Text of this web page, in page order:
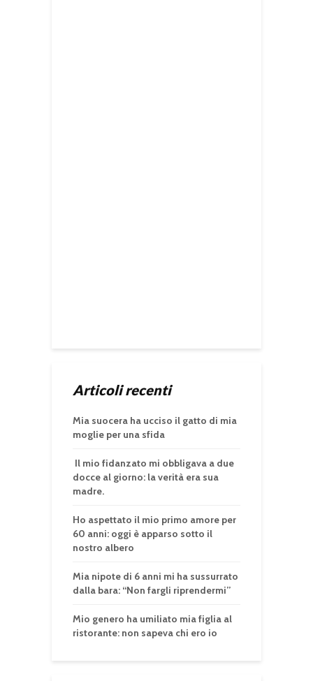
Articoli recenti
Mia suocera ha ucciso il gatto di mia
moglie per una sfida
Il mio fidanzato mi obbligava a due
docce al giorno: la verità era sua
madre.
Ho aspettato il mio primo amore per
60 anni: oggi è apparso sotto il
nostro albero
Mia nipote di 6 anni mi ha sussurrato
dalla bara: “Non fargli riprendermi”
Mio genero ha umiliato mia figlia al
ristorante: non sapeva chi ero io